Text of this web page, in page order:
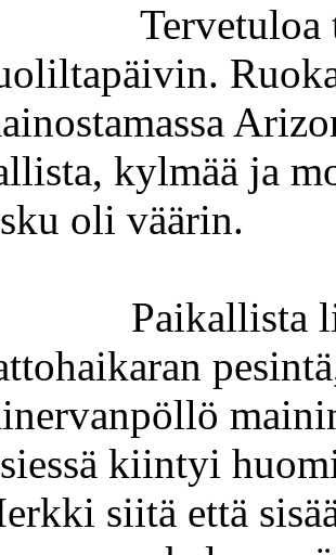
kylmää ja
oli väärin.
Paikallista
kiintyi
siitä että